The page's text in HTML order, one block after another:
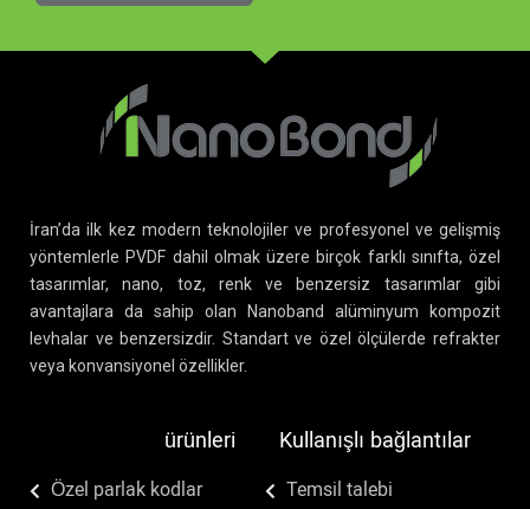
İran’da ilk kez modern teknolojiler ve profesyonel ve gelişmiş
yöntemlerle PVDF dahil olmak üzere birçok farklı sınıfta, özel
tasarımlar, nano, toz, renk ve benzersiz tasarımlar gibi
avantajlara da sahip olan Nanoband alüminyum kompozit
levhalar ve benzersizdir. Standart ve özel ölçülerde refrakter
veya konvansiyonel özellikler.
ürünleri
Özel parlak kodlar
Kullanışlı bağlantılar
Temsil talebi